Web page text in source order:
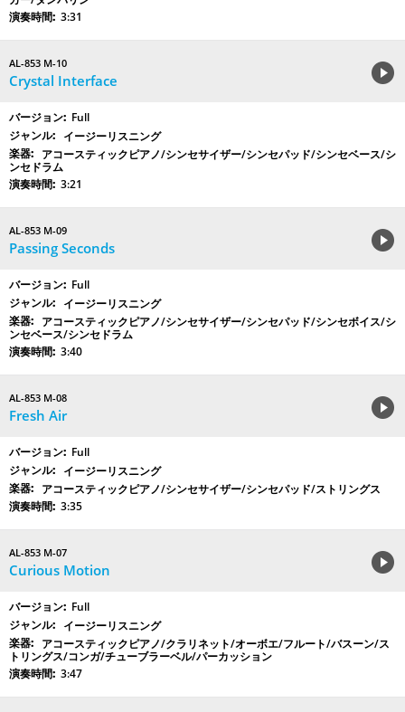
3:31
AL-853 M-10
Crystal Interface
Full
イージーリスニング
アコースティックピアノ/シンセサイザー/シンセパッド/シンセベース/シ
ンセドラム
3:21
AL-853 M-09
Passing Seconds
Full
イージーリスニング
アコースティックピアノ/シンセサイザー/シンセパッド/シンセボイス/シ
ンセベース/シンセドラム
3:40
AL-853 M-08
Fresh Air
Full
イージーリスニング
アコースティックピアノ/シンセサイザー/シンセパッド/ストリングス
3:35
AL-853 M-07
Curious Motion
Full
イージーリスニング
アコースティックピアノ/クラリネット/オーボエ/フルート/バスーン/ス
トリングス/コンガ/チューブラーベル/パーカッション
3:47